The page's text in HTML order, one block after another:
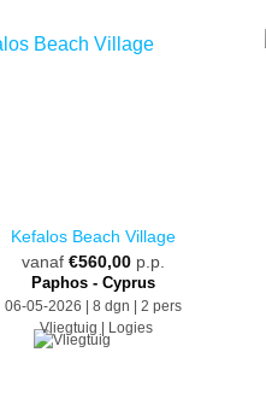
Kefalos Beach Village
vanaf €560,00p.p.
Paphos - Cyprus
06-05-2026 | 8 dgn | 2 pers
Vliegtuig | Logies